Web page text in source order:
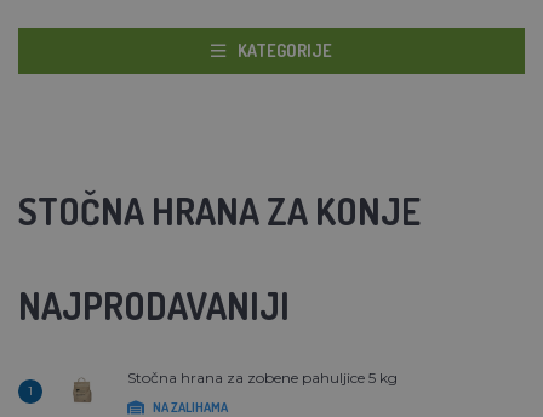
KATEGORIJE
STOČNA HRANA ZA KONJE
NAJPRODAVANIJI
1
Stočna hrana za zobene pahuljice 5 kg
NA ZALIHAMA